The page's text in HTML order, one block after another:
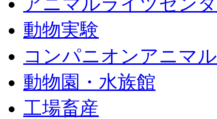
動物実験
コンパニオンアニマ
動物園・水族館
工場畜産